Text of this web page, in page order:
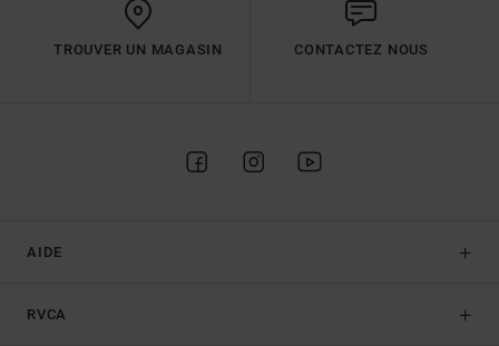
TROUVER UN MAGASIN CONTACTEZ NOUS
AIDE
RVCA